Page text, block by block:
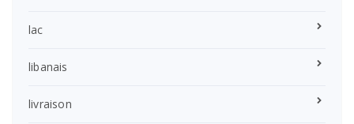
lac
libanais
livraison